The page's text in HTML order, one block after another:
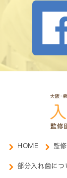
HOME 監
部分入れ歯につ